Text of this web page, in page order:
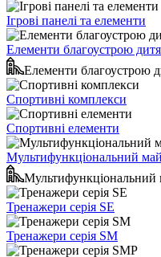
Ігрові панелі та елементи
Елементи благоустрою
Елементи благоустрою
Спортивні комплекси
Спортивні елементи
Мультифункціональний
Мультифункціональний
Тренажери серія SE
Тренажери серія SM